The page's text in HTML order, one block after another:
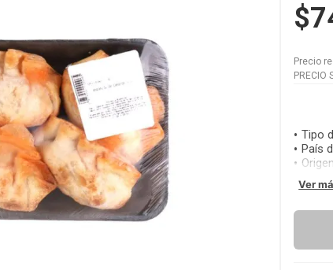
Precio
PRECIO
Tipo
País
Origen
Ver